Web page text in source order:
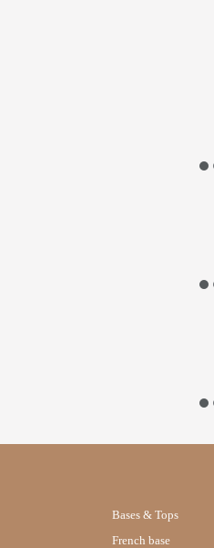
Bases & Tops
French base